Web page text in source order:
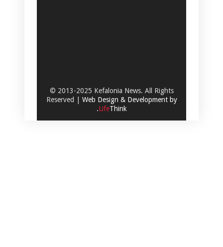
© 2013-2025 Kefalonia News. All Rights
Reserved | Web Design & Development by
.LifeThink